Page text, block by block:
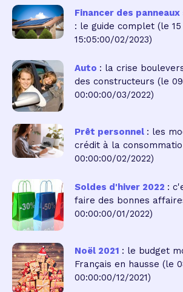
Financer des
: le guide complet (le 15
15:05:00/02/2023)
Auto : la crise
des constructeurs (le 09
00:00:00/03/2022)
Prêt personnel : les
crédit à la
00:00:00/02/2022)
Soldes d'hiver 2022 :
faire des bonnes
00:00:00/01/2022)
Noël 2021 : le budget
Français en hausse (le
00:00:00/12/2021)